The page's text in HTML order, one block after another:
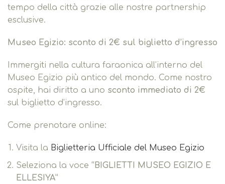
tempo della città grazie alle nostre partnership
esclusive.
Museo Egizio: sconto di 2€ sul biglietto d’ingresso
Immergiti nella cultura faraonica all’interno del
Museo Egizio più antico del mondo. Come nostro
ospite, hai diritto a uno sconto immediato di 2€
sul biglietto d’ingresso.
Come prenotare online:
Visita la Biglietteria Ufficiale del Museo Egizio
Seleziona la voce “BIGLIETTI MUSEO EGIZIO E
ELLESIYA”